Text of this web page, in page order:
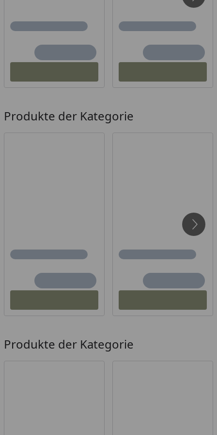
TraumGarten Drückergarnitur Edelstahloptik
Diese Artikel finden Sie im Zubehör Reiter.
Tore auf Maß sind vom Umtausch ausgeschlossen.
Produkte der Kategorie
Produkte der Kategorie